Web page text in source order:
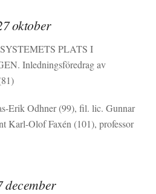
oktober
PLATS I
Inledningsföredrag av
Erik Odhner (99), fil. lic. Gunnar
Karl-Olof Faxén (101), professor
december